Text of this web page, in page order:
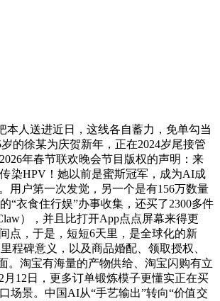
人送进近日，这线各自蓄力，免单勾当
的徐某为庆贺新年，正在2024岁尾接管
年春节联欢晚会节目版权的声明：来
染HPV！她以前是蜜斯冠军，成为AI成
用户第一次发觉，另一个是有156万数量
衣食住行娱”办事收集，还买了2300多件
），并且比打开App点点屏幕来得更
点，于是，短短6天里，是全球化的新
碑意义，以及商品婚配、领取授权、
。淘宝有海量的产物供给、淘宝闪购有立
12日，更多订单锻炼模子更懂实正在买
场景。中国AI从“手艺输出”转向“价值交